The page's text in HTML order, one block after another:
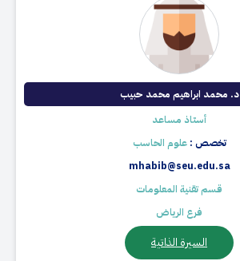
د. محمد ابراهيم محمد حبيب
أستاذ مساعد
تخصص :علوم الحاسب
mhabib@seu.edu.sa
قسم تقنية المعلومات
فرع الرياض
السيرة الذاتية